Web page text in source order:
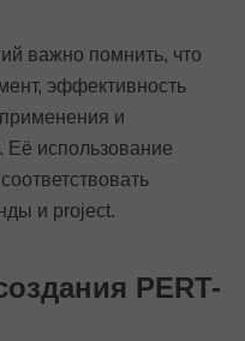
важно помнить, что
эффективность
применения и
Её использование
и project.
PERT-